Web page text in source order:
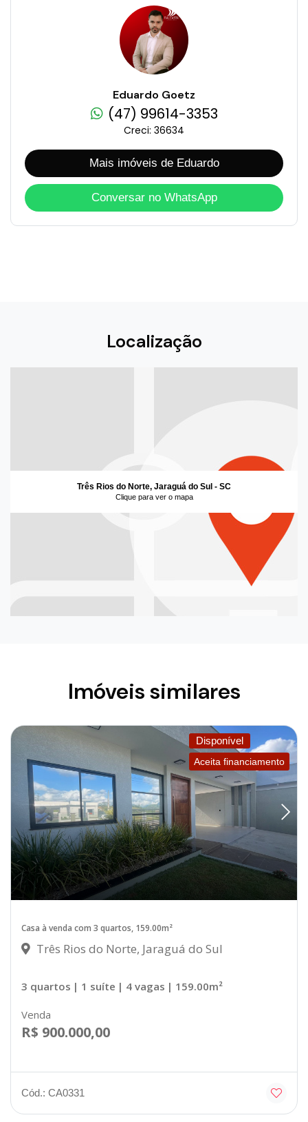
Eduardo Goetz
(47) 99614-3353
Creci: 36634
Mais imóveis de Eduardo
Conversar no WhatsApp
Localização
Três Rios do Norte, Jaraguá do Sul - SC
Clique para ver o mapa
Imóveis similares
Disponível
Aceita financiamento
Casa à venda com 3 quartos, 159.00m²
Três Rios do Norte, Jaraguá do Sul
3 quartos | 1 suíte | 4 vagas | 159.00m²
Venda
R$ 900.000,00
Cód.: CA0331